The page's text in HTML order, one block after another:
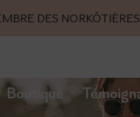
DES
Boutique